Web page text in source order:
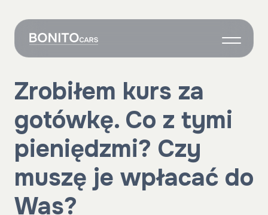
Wynajem
Grafik
Własne auto
Onboarding
Kontakt
Zrobiłem kurs za
gotówkę. Co z tymi
pieniędzmi? Czy
muszę je wpłacać do
Was?